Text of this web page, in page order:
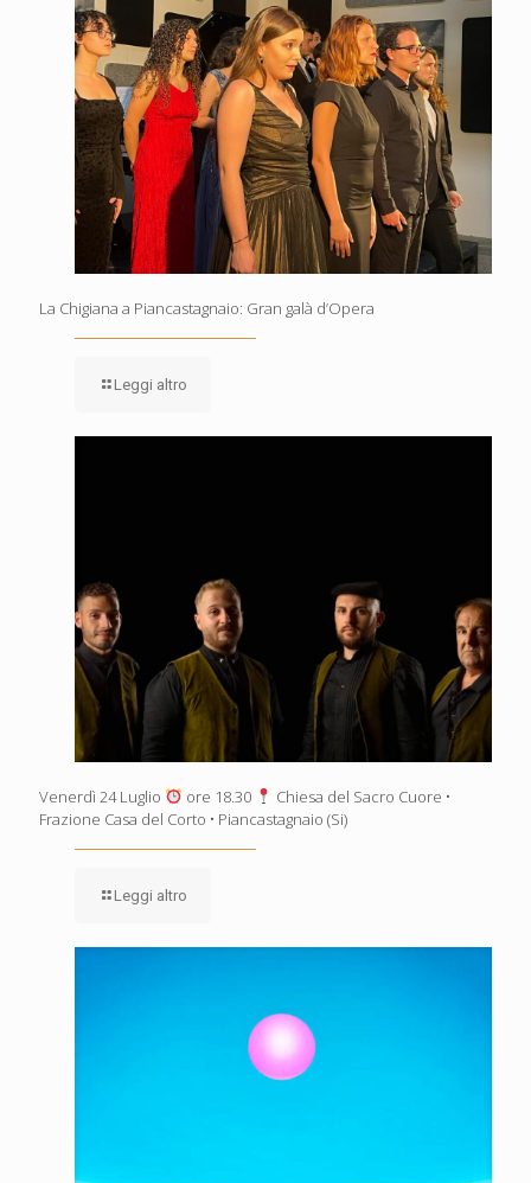
La Chigiana a Piancastagnaio: Gran galà d’Opera
Leggi altro
Venerdì 24 Luglio ore 18.30
Chiesa del Sacro Cuore •
Frazione Casa del Corto • Piancastagnaio (Si)
Leggi altro